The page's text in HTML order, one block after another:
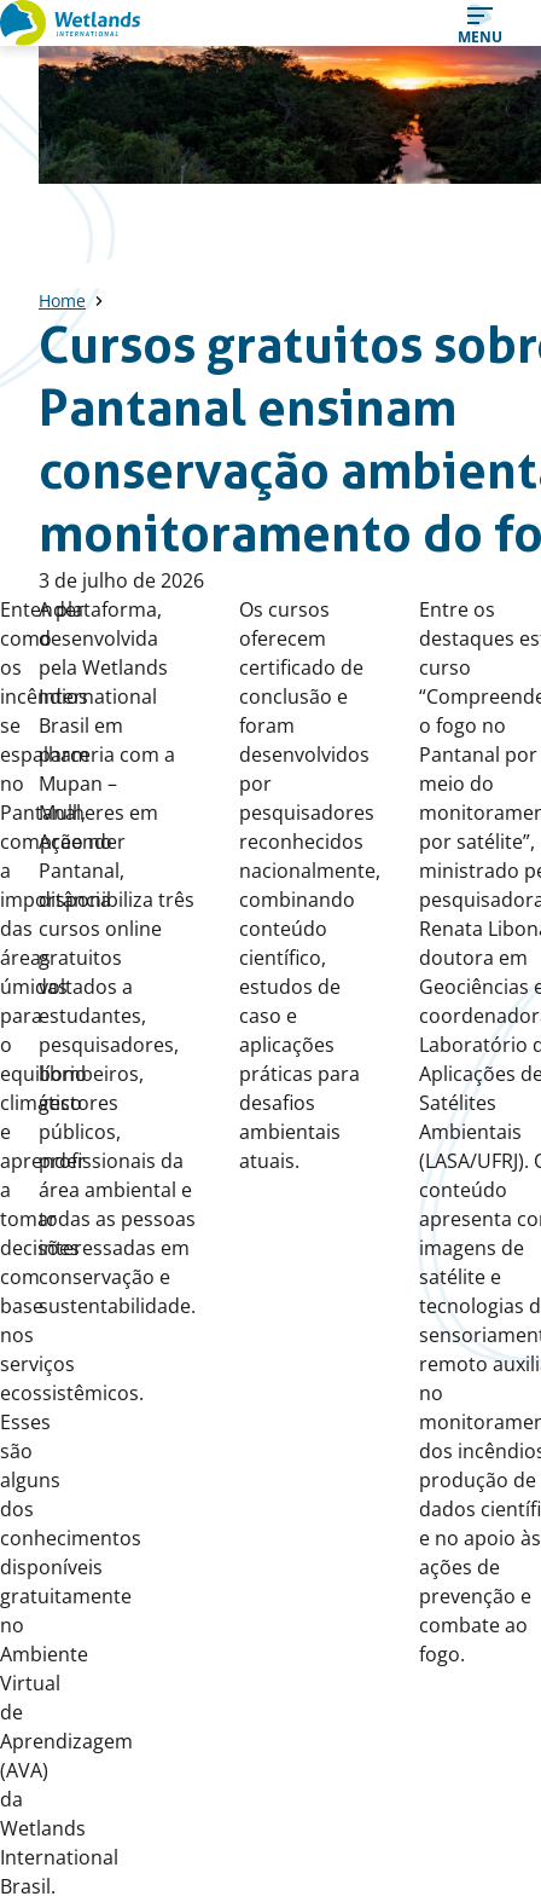
Straight
to
content
MENU
Home
Cursos gratuitos
Pantanal ensinam
conservação
monitoramento do
Published
on:
3 de julho de 2026
Entender
como
os
incêndios
se
espalham
no
Pantanal,
compreender
a
importância
das
áreas
úmidas
para
o
equilíbrio
climático
e
aprender
a
tomar
decisões
com
base
nos
serviços
ecossistêmicos.
Esses
são
alguns
dos
conhecimentos
disponíveis
gratuitamente
no
Ambiente
Virtual
de
Aprendizagem
(AVA)
da
Wetlands
International
Brasil.
A plataforma,
desenvolvida
pela Wetlands
International
Brasil em
parceria com a
Mupan –
Mulheres em
Ação no
Pantanal,
disponibiliza três
cursos online
gratuitos
voltados a
estudantes,
pesquisadores,
bombeiros,
gestores
públicos,
profissionais da
área ambiental e
todas as pessoas
interessadas em
conservação e
sustentabilidade.
Os cursos
oferecem
certificado de
conclusão e
foram
desenvolvidos
por
pesquisadores
reconhecidos
nacionalmente,
combinando
conteúdo
científico,
estudos de
caso e
aplicações
práticas para
desafios
ambientais
atuais.
Entre os
destaques
curso
o fogo no
Pantanal por
meio do
por satélite”,
ministrado
Renata
doutora em
Geociências
Laboratório
Aplicações
Satélites
Ambientais
(LASA/UFRJ).
conteúdo
apresenta
imagens de
satélite e
tecnologias
remoto
no
dos
produção de
dados
e no apoio às
ações de
prevenção e
combate ao
fogo.